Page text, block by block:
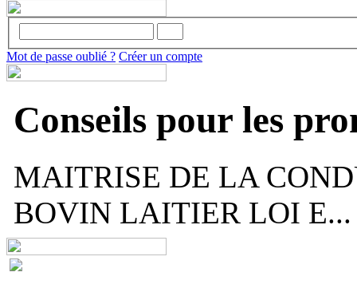
Mot de passe oublié ? Créer un compte
Conseils pour les
MAITRISE DE LA
BOVIN LAITIER LOI E...